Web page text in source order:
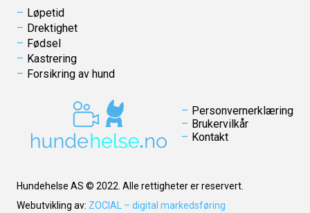
Løpetid
Drektighet
Fødsel
Kastrering
Forsikring av hund
Personvernerklæring
Brukervilkår
Kontakt
Hundehelse AS © 2022. Alle rettigheter er reservert.
Webutvikling av: ZOCIAL – digital markedsføring